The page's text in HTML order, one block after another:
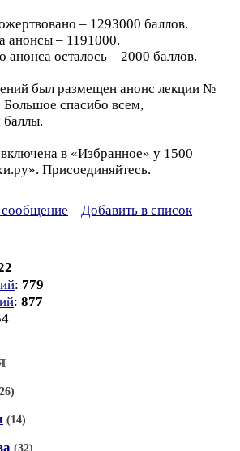
– 1293000 баллов.
анонсы – 1191000.
осталось – 2000 баллов.
был размещен анонс лекции №
спасибо всем,
в «Избранное» у 1500
Присоединяйтесь.
Добавить в список
: 779
: 877
(14)
(32)